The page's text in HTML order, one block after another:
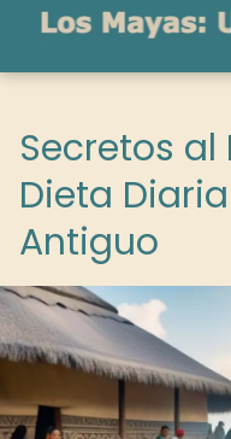
Secretos al
Dieta
Antiguo